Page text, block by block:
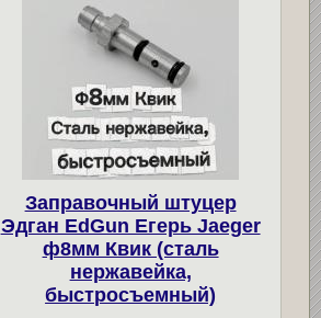
Заправочный штуцер
Эдган EdGun Егерь Jaeger
ф8мм Квик (сталь
нержавейка,
быстросъемный)